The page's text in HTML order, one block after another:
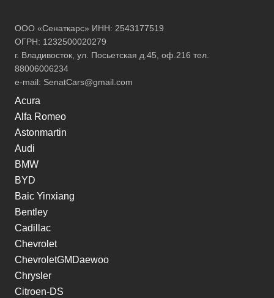
ООО «Сенаткарс» ИНН: 2543177519
ОГРН: 1232500020279
г. Владивосток, ул. Посьетская д.45, оф.216 тел.
88006006234
e-mail: SenatCars@gmail.com
Acura
Alfa Romeo
Astonmartin
Audi
BMW
BYD
Baic Yinxiang
Bentley
Cadillac
Chevrolet
ChevroletGMDaewoo
Chrysler
Citroen-DS